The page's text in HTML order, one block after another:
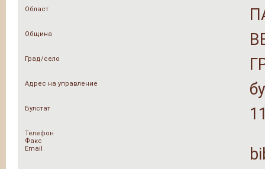
Област
Община
Град/село
Адрес на управление
Булстат
Телефон
Факс
Email